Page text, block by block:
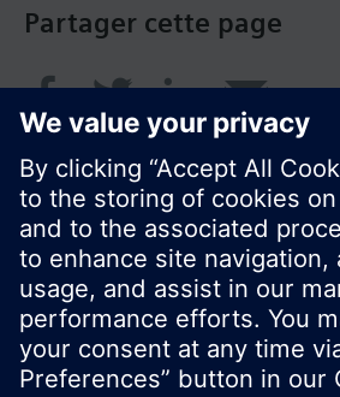
Partager cette page
© Siemens Switzerland Ltd. 2018
Le portefeuille des produits peut